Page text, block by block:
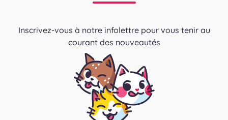
Inscrivez-vous à notre infolettre pour vous tenir au
courant des nouveautés